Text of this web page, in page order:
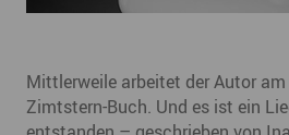
Mittlerweile arbeitet der Autor
Zimtstern-Buch. Und es ist ein